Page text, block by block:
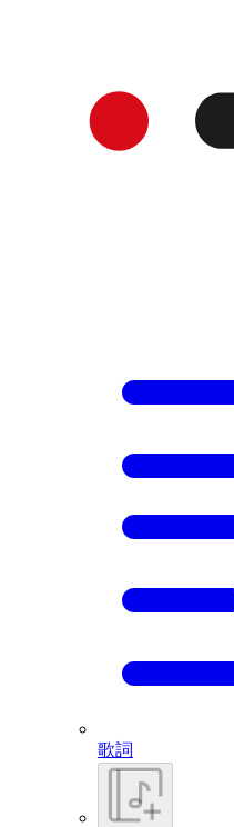
歌詞